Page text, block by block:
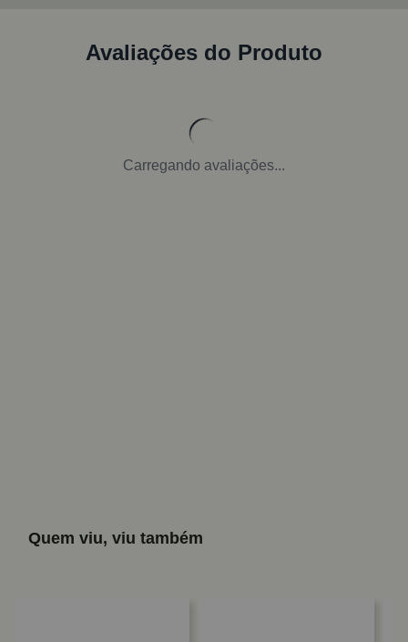
Avaliações do Produto
Carregando avaliações...
Quem viu, viu também